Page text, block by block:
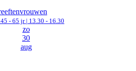
- 65 jr | 13.30 - 16.30
zo
30
aug